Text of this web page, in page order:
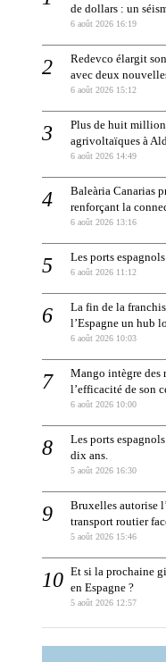
de dollars : un
6 août 2026 16:19
Redevco élargit
avec deux
6 août 2026 15:12
Plus de huit
agrivoltaïques à
6 août 2026 14:49
Baleària Canarias
renforçant la
6 août 2026 13:16
Les ports
6 août 2026 11:12
La fin de la
l’Espagne un hub
6 août 2026 10:03
Mango intègre des
l’efficacité de son
6 août 2026 10:00
Les ports
dix ans.
5 août 2026 16:30
Bruxelles autorise
transport routier
5 août 2026 15:46
Et si la prochaine
en Espagne ?
5 août 2026 12:57